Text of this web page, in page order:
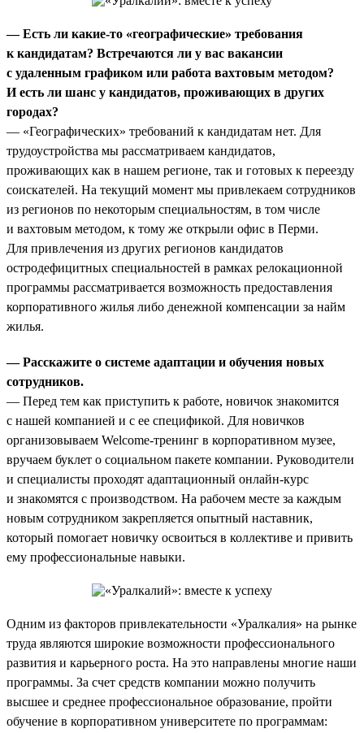
— Есть ли какие-то «географические» требования
к кандидатам? Встречаются ли у вас вакансии
с удаленным графиком или работа вахтовым методом?
И есть ли шанс у кандидатов, проживающих в других
городах?
— «Географических» требований к кандидатам нет. Для
трудоустройства мы рассматриваем кандидатов,
проживающих как в нашем регионе, так и готовых к переезду
соискателей. На текущий момент мы привлекаем сотрудников
из регионов по некоторым специальностям, в том числе
и вахтовым методом, к тому же открыли офис в Перми.
Для привлечения из других регионов кандидатов
остродефицитных специальностей в рамках релокационной
программы рассматривается возможность предоставления
корпоративного жилья либо денежной компенсации за найм
жилья.
— Расскажите о системе адаптации и обучения новых
сотрудников.
— Перед тем как приступить к работе, новичок знакомится
с нашей компанией и с ее спецификой. Для новичков
организовываем Welcome-тренинг в корпоративном музее,
вручаем буклет о социальном пакете компании. Руководители
и специалисты проходят адаптационный онлайн-курс
и знакомятся с производством. На рабочем месте за каждым
новым сотрудником закрепляется опытный наставник,
который помогает новичку освоиться в коллективе и привить
ему профессиональные навыки.
Одним из факторов привлекательности «Уралкалия» на рынке
труда являются широкие возможности профессионального
развития и карьерного роста. На это направлены многие наши
программы. За счет средств компании можно получить
высшее и среднее профессиональное образование, пройти
обучение в корпоративном университете по программам: